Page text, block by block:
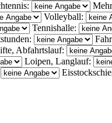
Volleyball:
Tennishalle:
Abfahrtslauf:
Loipen, Langlauf: